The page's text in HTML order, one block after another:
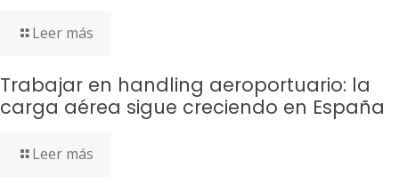
Leer más
Trabajar en handling aeroportuario: la
carga aérea sigue creciendo en España
Leer más